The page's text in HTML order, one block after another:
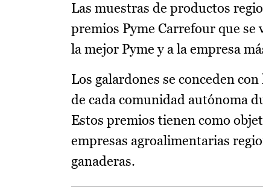
Las muestras de productos
premios Pyme Carrefour que se
la mejor Pyme y a la empresa
Los galardones se conceden
de cada comunidad autónoma
Estos premios tienen como
empresas agroalimentarias
ganaderas.